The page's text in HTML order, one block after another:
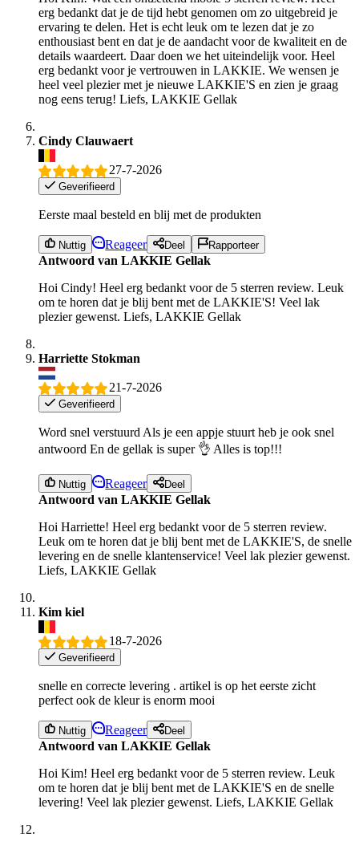
erg bedankt dat je de tijd hebt genomen om zo uitgebreid je
ervaring te delen. Het is echt leuk om te lezen dat je zo
enthousiast bent en dat je de aandacht voor de kwaliteit en de
details waardeert. Daar doen we het uiteindelijk voor. Heel
erg bedankt voor je vertrouwen in LAKKIE. We wensen je
heel veel plezier met je nieuwe LAKKIE'S en zien je graag
nog eens terug! Liefs, LAKKIE Gellak
Cindy Clauwaert
27-7-2026
Geverifieerd
Eerste maal besteld en blij met de produkten
Nuttig Reageer Deel Rapporteer
Antwoord van LAKKIE Gellak
Hoi Cindy! Heel erg bedankt voor de 5 sterren review. Leuk
om te horen dat je blij bent met de LAKKIE'S! Veel lak
plezier gewenst. Liefs, LAKKIE Gellak
Harriette Stokman
21-7-2026
Geverifieerd
Word snel verstuurd Als je een appje stuurt heb je ook snel
antwoord En de gellak is super 👌 Alles is top!!!
Nuttig Reageer Deel
Antwoord van LAKKIE Gellak
Hoi Harriette! Heel erg bedankt voor de 5 sterren review.
Leuk om te horen dat je blij bent met de LAKKIE'S, de snelle
levering en de snelle klantenservice! Veel lak plezier gewenst.
Liefs, LAKKIE Gellak
Kim kiel
18-7-2026
Geverifieerd
snelle en correcte levering . artikel is op het eerste zicht
perfect ook de kleur is enorm mooi
Nuttig Reageer Deel
Antwoord van LAKKIE Gellak
Hoi Kim! Heel erg bedankt voor de 5 sterren review. Leuk
om te horen dat je blij bent met de LAKKIE'S en de snelle
levering! Veel lak plezier gewenst. Liefs, LAKKIE Gellak